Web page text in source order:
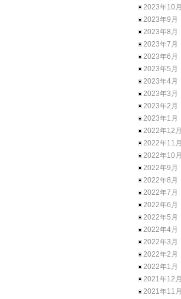
2023年10月
2023年9月
2023年8月
2023年7月
2023年6月
2023年5月
2023年4月
2023年3月
2023年2月
2023年1月
2022年12月
2022年11月
2022年10月
2022年9月
2022年8月
2022年7月
2022年6月
2022年5月
2022年4月
2022年3月
2022年2月
2022年1月
2021年12月
2021年11月